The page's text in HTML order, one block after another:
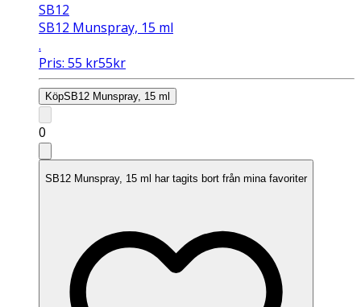
SB12
SB12 Munspray, 15 ml
.
Pris: 55 kr55kr
KöpSB12 Munspray, 15 ml
0
SB12 Munspray, 15 ml har tagits bort från mina favoriter